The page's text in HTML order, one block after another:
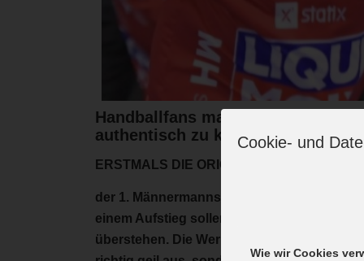
Cookie- und
Wie wir Cookies
Handballfans machen gerade
authentisch zu können, haben
ERSTMALS DIE ORIGINAL-TRIKOTS
der 1. Männermannschaft zum Kauf
einem Aufstieg sollen noch einige folgen.
überstehen. Die Werbung ist nicht einfach